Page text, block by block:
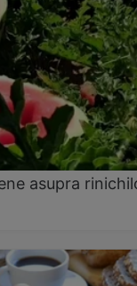
asupra